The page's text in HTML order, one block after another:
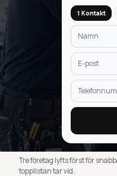
1 Kontakt
Tre företag lyfts först för
topplistan tar vid.